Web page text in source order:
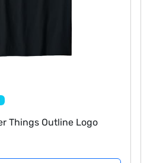
Things Outline Logo